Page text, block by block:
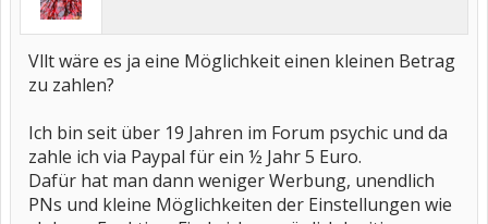
Vllt wäre es ja eine Möglichkeit einen kleinen Betrag
zu zahlen?
Ich bin seit über 19 Jahren im Forum psychic und da
zahle ich via Paypal für ein ½ Jahr 5 Euro.
Dafür hat man dann weniger Werbung, unendlich
PNs und kleine Möglichkeiten der Einstellungen wie